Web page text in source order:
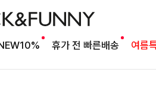
휴가 전 빠른배송 여름